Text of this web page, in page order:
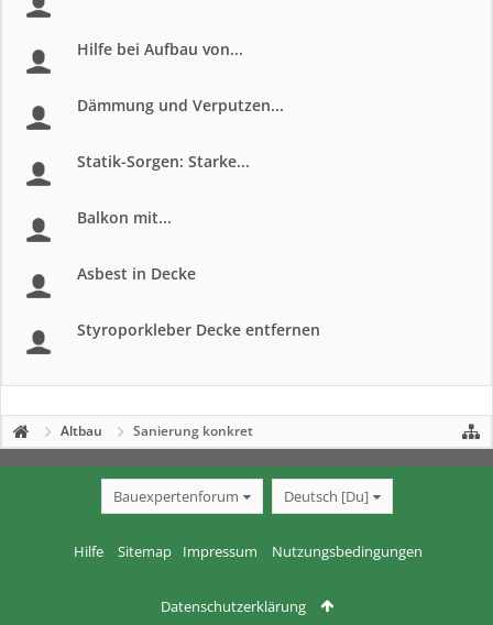
Hilfe bei Aufbau von...
Dämmung und Verputzen...
Statik-Sorgen: Starke...
Balkon mit...
Asbest in Decke
Styroporkleber Decke entfernen
Altbau Sanierung konkret
Bauexpertenforum Deutsch [Du]
Hilfe Sitemap Impressum Nutzungsbedingungen
Datenschutzerklärung